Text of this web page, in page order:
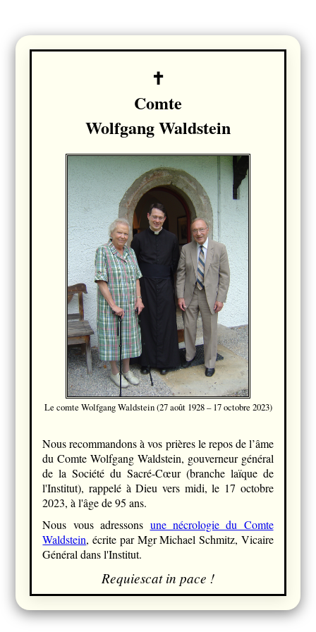
Comte
Wolfgang Waldstein
Le comte Wolfgang Waldstein (27 août 1928 – 17 octobre 2023)
Nous recommandons à vos prières le repos de l’âme
du Comte Wolfgang Waldstein, gouverneur général
de la Société du Sacré-Cœur (branche laïque de
l'Institut), rappelé à Dieu vers midi, le 17 octobre
2023, à l'âge de 95 ans.
Nous vous adressons une nécrologie du Comte
Waldstein, écrite par Mgr Michael Schmitz, Vicaire
Général dans l'Institut.